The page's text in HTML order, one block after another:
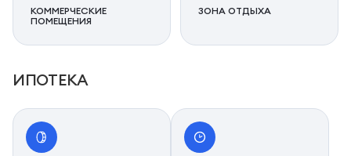
КОММЕРЧЕСКИЕ
ПОМЕЩЕНИЯ
ЗОНА ОТДЫХА
ИПОТЕКА